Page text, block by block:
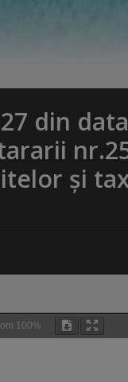
din
și
100%